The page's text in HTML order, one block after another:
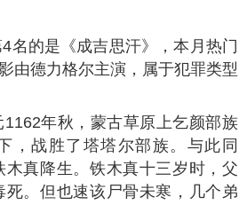
名的是《成吉思汗》，本月热门
影由德力格尔主演，属于犯罪类型
年秋，蒙古草原上乞颜部族
，战胜了塔塔尔部族。与此同
木真降生。铁木真十三岁时，父
死。但也速该尸骨未寒，几个弟